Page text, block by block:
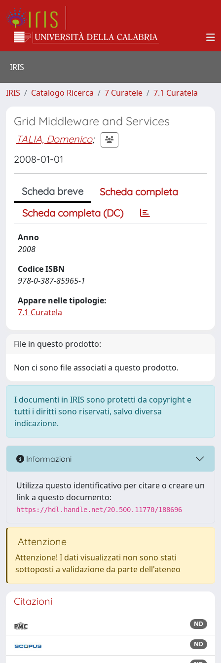
IRIS
IRIS Catalogo Ricerca 7 Curatele 7.1 Curatela
Grid Middleware and Services
TALIA, Domenico;
2008-01-01
Scheda breve
Scheda completa
Scheda completa (DC)
Anno
2008
Codice ISBN
978-0-387-85965-1
Appare nelle tipologie:
7.1 Curatela
File in questo prodotto:
Non ci sono file associati a questo prodotto.
I documenti in IRIS sono protetti da copyright e
tutti i diritti sono riservati, salvo diversa
indicazione.
Informazioni
Utilizza questo identificativo per citare o creare un
link a questo documento:
https://hdl.handle.net/20.500.11770/188696
Attenzione
Attenzione! I dati visualizzati non sono stati
sottoposti a validazione da parte dell'ateneo
Citazioni
ND
ND